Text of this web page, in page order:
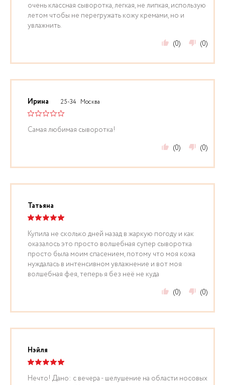
очень классная сыворотка, легкая, не липкая, использую
летом чтобы не перегружать кожу кремами, но и
увлажнить.
(0)
(0)
Ирина 25-34 Москва
Самая любимая сыворотка!
(0)
(0)
Татьяна
Купила не сколько дней назад в жаркую погоду и как
оказалось это просто волшебная супер сыворотка
просто была моим спасением, потому что моя кожа
нуждалась в интенсивном увлажнение и вот моя
волшебная фея, теперь я без неё не куда
(0)
(0)
Нэйля
Нечто! Дано: с вечера - шелушение на области носовых